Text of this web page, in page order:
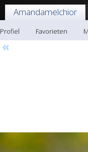
Amandamelchior
Profiel Favorieten
«